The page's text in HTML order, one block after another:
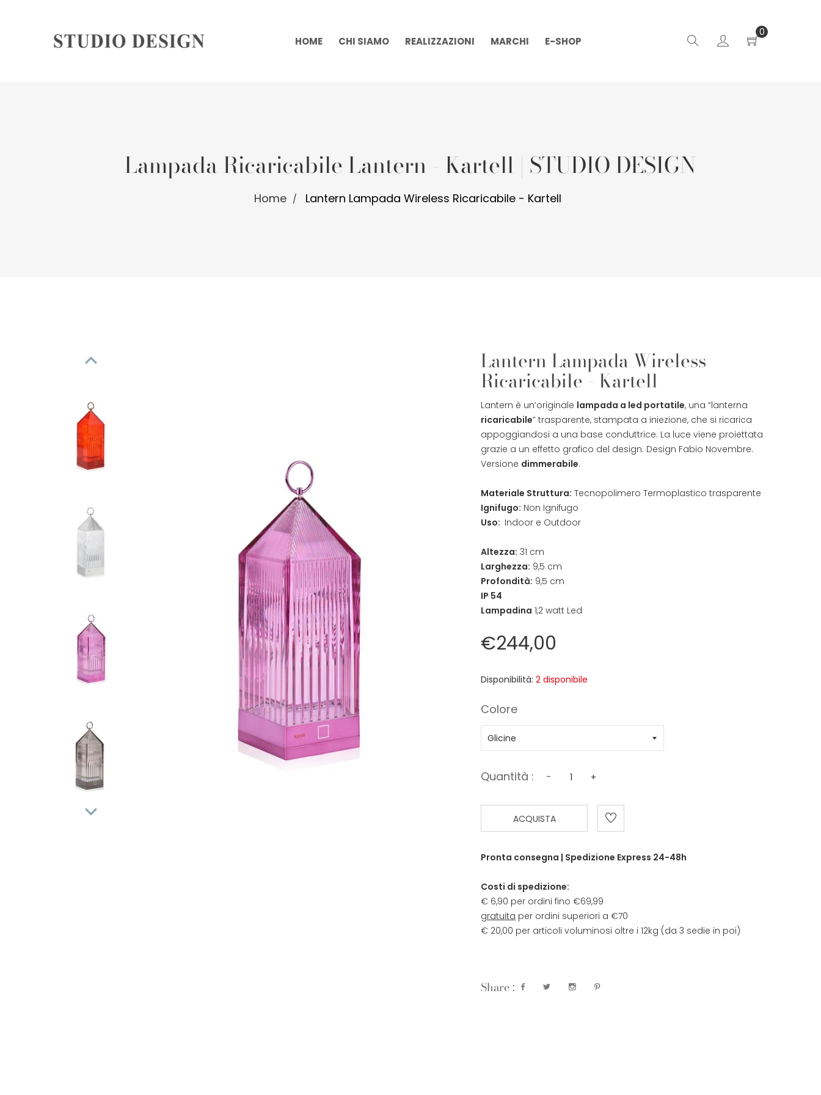
HOME CHI SIAMO REALIZZAZIONI MARCHI E-SHOP
0
Lampada Ricaricabile Lantern - Kartell | STUDIO DESIGN
Home Lantern Lampada Wireless Ricaricabile - Kartell
Lantern Lampada Wireless
Ricaricabile - Kartell
Lantern è un’originale lampada a led portatile, una “lanterna
ricaricabile” trasparente, stampata a iniezione, che si ricarica
appoggiandosi a una base conduttrice. La luce viene proiettata
grazie a un effetto grafico del design. Design Fabio Novembre.
Versione dimmerabile.
Materiale Struttura: Tecnopolimero Termoplastico trasparente
Ignifugo: Non Ignifugo
Uso: Indoor e Outdoor
Altezza: 31 cm
Larghezza: 9,5 cm
Profondità: 9,5 cm
IP 54
Lampadina 1,2 watt Led
€244,00
Disponibilità: 2 disponibile
Colore
Quantità : - +
ACQUISTA
Pronta consegna | Spedizione Express 24-48h
Costi di spedizione:
€ 6,90 per ordini fino €69,99
gratuita per ordini superiori a €70
€ 20,00 per articoli voluminosi oltre i 12kg (da 3 sedie in poi)
Share :